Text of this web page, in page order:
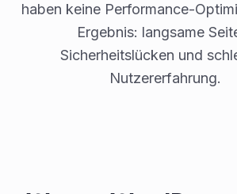
haben keine Performance-
Ergebnis: langsame
Sicherheitslücken und
Nutzererfahrung.